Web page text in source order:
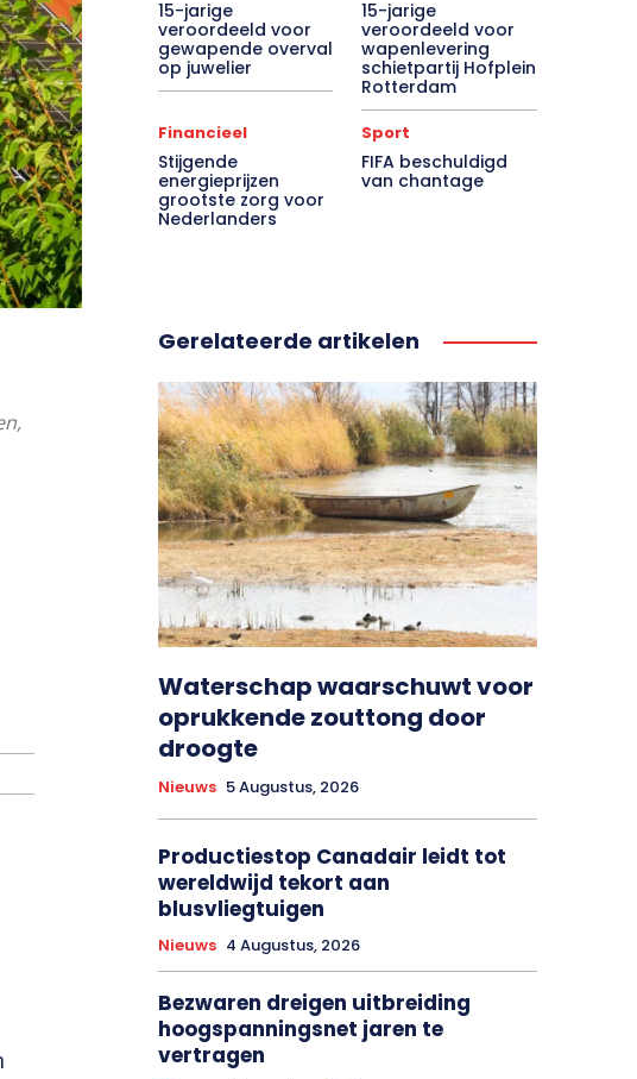
15-jarige
veroordeeld voor
gewapende overval
op juwelier
15-jarige
veroordeeld voor
wapenlevering
schietpartij Hofplein
Rotterdam
Financieel
Stijgende
energieprijzen
grootste zorg voor
Nederlanders
Sport
FIFA beschuldigd
van chantage
Gerelateerde artikelen
Waterschap waarschuwt voor
oprukkende zouttong door
droogte
Nieuws 5 Augustus, 2026
Productiestop Canadair leidt tot
wereldwijd tekort aan
blusvliegtuigen
Nieuws 4 Augustus, 2026
Bezwaren dreigen uitbreiding
hoogspanningsnet jaren te
vertragen